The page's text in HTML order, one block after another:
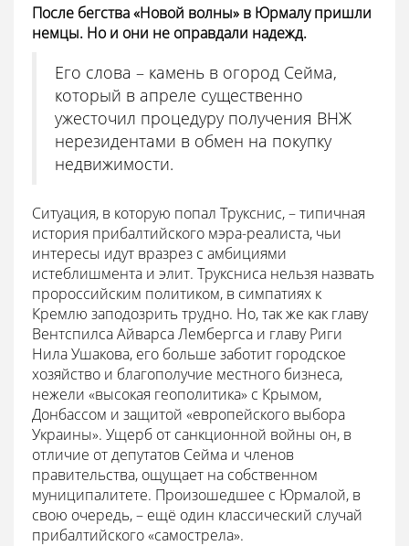
После бегства «Новой волны» в Юрмалу пришли
немцы. Но и они не оправдали надежд.
Его слова – камень в огород Сейма,
который в апреле существенно
ужесточил процедуру получения ВНЖ
нерезидентами в обмен на покупку
недвижимости.
Ситуация, в которую попал Трукснис, – типичная
история прибалтийского мэра-реалиста, чьи
интересы идут вразрез с амбициями
истеблишмента и элит. Труксниса нельзя назвать
пророссийским политиком, в симпатиях к
Кремлю заподозрить трудно. Но, так же как главу
Вентспилса Айварса Лембергса и главу Риги
Нила Ушакова, его больше заботит городское
хозяйство и благополучие местного бизнеса,
нежели «высокая геополитика» с Крымом,
Донбассом и защитой «европейского выбора
Украины». Ущерб от санкционной войны он, в
отличие от депутатов Сейма и членов
правительства, ощущает на собственном
муниципалитете. Произошедшее с Юрмалой, в
свою очередь, – ещё один классический случай
прибалтийского «самострела».